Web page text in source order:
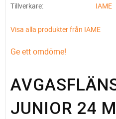
Tillverkare
IAME
Visa alla produkter från IAME
Ge ett omdöme!
JUNIOR 24